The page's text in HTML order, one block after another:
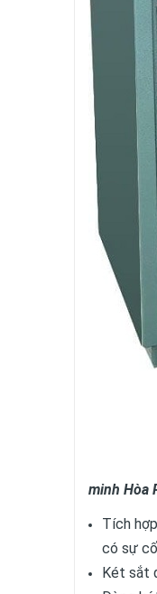
minh Hòa
Tích
có sự
Két sắt